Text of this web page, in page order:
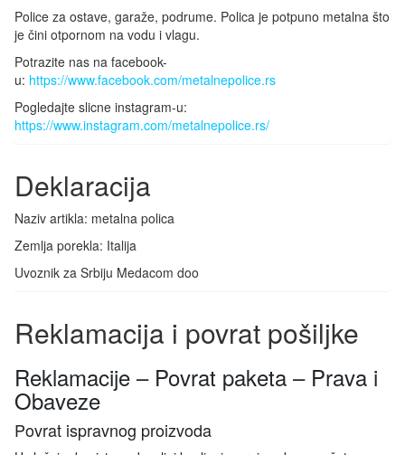
Police za ostave, garaže, podrume. Polica je potpuno metalna što
je čini otpornom na vodu i vlagu.
Potrazite nas na facebook-
u: https://www.facebook.com/metalnepolice.rs
Pogledajte slicne instagram-u:
https://www.instagram.com/metalnepolice.rs/
Deklaracija
Naziv artikla: metalna polica
Zemlja porekla: Italija
Uvoznik za Srbiju Medacom doo
Reklamacija i povrat pošiljke
Reklamacije – Povrat paketa – Prava i
Obaveze
Povrat ispravnog proizvoda